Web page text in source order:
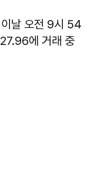
날 오전 9시 54
에 거래 중